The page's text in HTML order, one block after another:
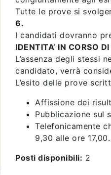
Tutte le prove si
6.
I candidati dovranno
IDENTITA’ IN CORSO DI
L’assenza degli stessi
candidato, verrà
L’esito delle prove
Affissione dei
Pubblicazione sul
Telefonicamente
9,30 alle ore 17,00.
Posti disponibili: 2